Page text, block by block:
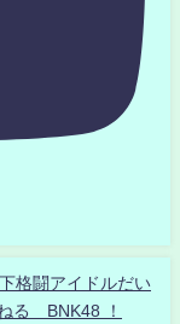
格闘アイドルだい
る BNK48 ！